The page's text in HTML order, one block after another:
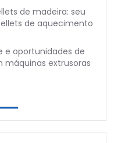
de madeira: seu
de aquecimento
e oportunidades de
máquinas extrusoras